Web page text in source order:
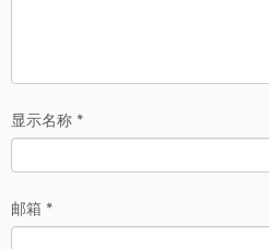
显示名称 *
邮箱 *